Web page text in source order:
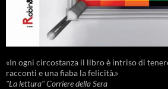
«In ogni circostanza il libro è intriso di
racconti e una fiaba la felicità.»
"La lettura" Corriere della Sera